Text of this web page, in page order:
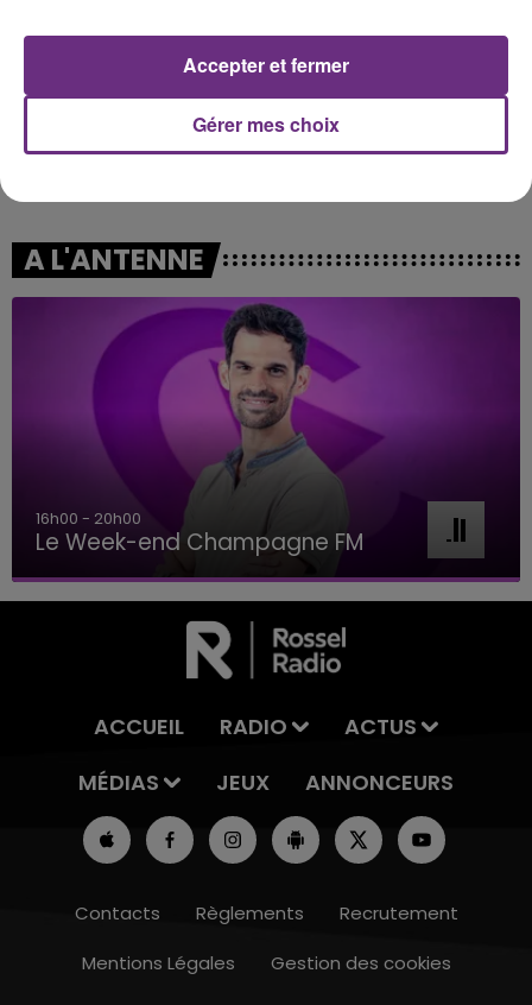
PIERRE DE MAERE LEWIS CAPALDI
A L'ANTENNE
16h00 - 20h00
Le Week-end Champagne FM
ACCUEIL RADIO
ACTUS
MÉDIAS
JEUX ANNONCEURS
Contacts Règlements
Recrutement
Mentions Légales
Gestion des cookies
Gérer mes choix
Accepter et fermer